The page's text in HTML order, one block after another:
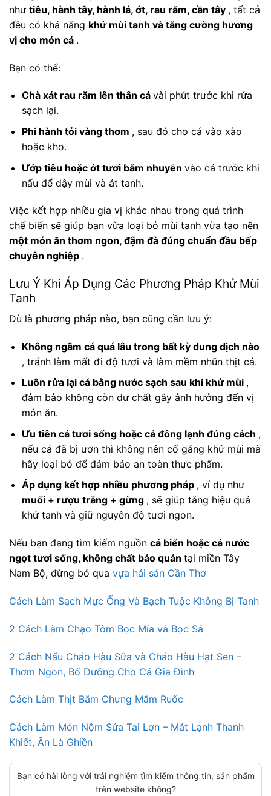
như tiêu, hành tây, hành lá, ớt, rau răm, cần tây , tất cả
đều có khả năng khử mùi tanh và tăng cường hương
vị cho món cá .
Bạn có thể:
Chà xát rau răm lên thân cá vài phút trước khi rửa
sạch lại.
Phi hành tỏi vàng thơm , sau đó cho cá vào xào
hoặc kho.
Ướp tiêu hoặc ớt tươi băm nhuyễn vào cá trước khi
nấu để dậy mùi và át tanh.
Việc kết hợp nhiều gia vị khác nhau trong quá trình
chế biến sẽ giúp bạn vừa loại bỏ mùi tanh vừa tạo nên
một món ăn thơm ngon, đậm đà đúng chuẩn đầu bếp
chuyên nghiệp .
Lưu Ý Khi Áp Dụng Các Phương Pháp Khử Mùi
Tanh
Dù là phương pháp nào, bạn cũng cần lưu ý:
Không ngâm cá quá lâu trong bất kỳ dung dịch nào
, tránh làm mất đi độ tươi và làm mềm nhũn thịt cá.
Luôn rửa lại cá bằng nước sạch sau khi khử mùi ,
đảm bảo không còn dư chất gây ảnh hưởng đến vị
món ăn.
Ưu tiên cá tươi sống hoặc cá đông lạnh đúng cách ,
nếu cá đã bị ươn thì không nên cố gắng khử mùi mà
hãy loại bỏ để đảm bảo an toàn thực phẩm.
Áp dụng kết hợp nhiều phương pháp , ví dụ như
muối + rượu trắng + gừng , sẽ giúp tăng hiệu quả
khử tanh và giữ nguyên độ tươi ngon.
Nếu bạn đang tìm kiếm nguồn cá biển hoặc cá nước
ngọt tươi sống, không chất bảo quản tại miền Tây
Nam Bộ, đừng bỏ qua vựa hải sản Cần Thơ
Cách Làm Sạch Mực Ống Và Bạch Tuộc Không Bị Tanh
2 Cách Làm Chạo Tôm Bọc Mía và Bọc Sả
2 Cách Nấu Cháo Hàu Sữa và Cháo Hàu Hạt Sen –
Thơm Ngon, Bổ Dưỡng Cho Cả Gia Đình
Cách Làm Thịt Băm Chưng Mắm Ruốc
Cách Làm Món Nộm Sứa Tai Lợn – Mát Lạnh Thanh
Khiết, Ăn Là Ghiền
Bạn có hài lòng với trải nghiệm tìm kiếm thông tin, sản phẩm
trên website không?